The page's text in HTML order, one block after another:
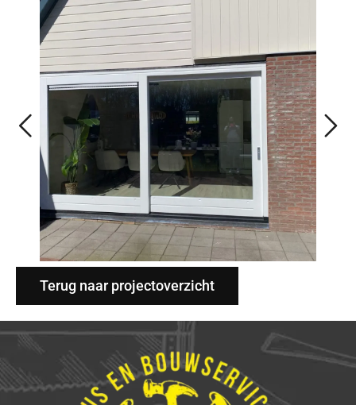
Terug naar projectoverzicht